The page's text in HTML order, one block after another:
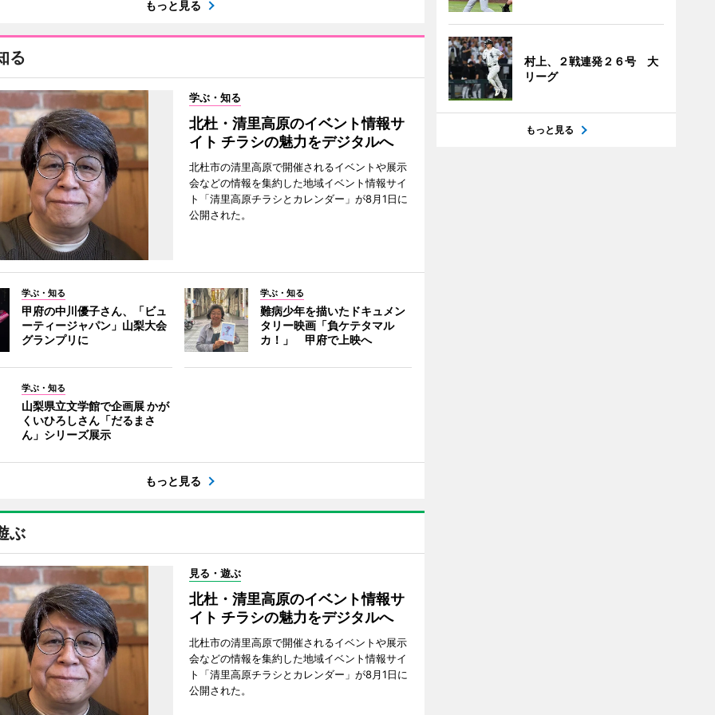
もっと見る
る
学ぶ・知る
北杜・清里高原のイベント情報サ
イト チラシの魅力をデジタルへ
北杜市の清里高原で開催されるイベントや展示
会などの情報を集約した地域イベント情報サイ
ト「清里高原チラシとカレンダー」が8月1日に
公開された。
学ぶ・知る
甲府の中川優子さん、「ビュ
ーティージャパン」山梨大会
グランプリに
学ぶ・知る
難病少年を描いたドキュメン
タリー映画「負ケテタマル
カ！」 甲府で上映へ
学ぶ・知る
山梨県立文学館で企画展 かが
くいひろしさん「だるまさ
ん」シリーズ展示
もっと見る
ぶ
見る・遊ぶ
北杜・清里高原のイベント情報サ
イト チラシの魅力をデジタルへ
北杜市の清里高原で開催されるイベントや展示
会などの情報を集約した地域イベント情報サイ
ト「清里高原チラシとカレンダー」が8月1日に
公開された。
村上、２戦連発２６号 大
リーグ
もっと見る